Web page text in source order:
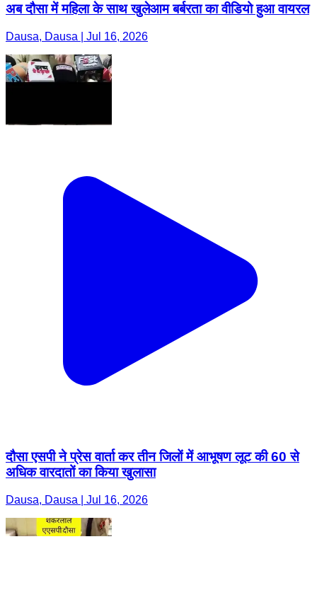
अब दौसा में महिला के साथ खुलेआम बर्बरता का वीडियो हुआ वायरल
Dausa, Dausa | Jul 16, 2026
दौसा एसपी ने प्रेस वार्ता कर तीन जिलों में आभूषण लूट की 60 से
अधिक वारदातों का किया खुलासा
Dausa, Dausa | Jul 16, 2026